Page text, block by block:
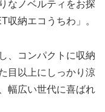
なノベルティをお探
収納エコうちわ」。
、コンパクトに収納
目以上にしっかり涼
幅広い世代に喜ばれ